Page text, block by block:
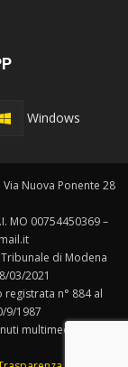
Windows
Nuova Ponente 28
MO 00754450369 –
di Modena
03/2021
n° 884 al
9/1987
multimediali.